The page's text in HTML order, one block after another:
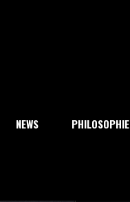
NEWS PHILOSOPHIE